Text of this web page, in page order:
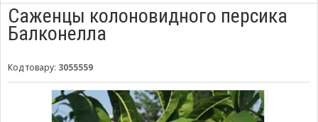
Саженцы колоновидного персика
Балконелла
Код товару: 3055559